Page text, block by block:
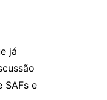
já
SAFs e